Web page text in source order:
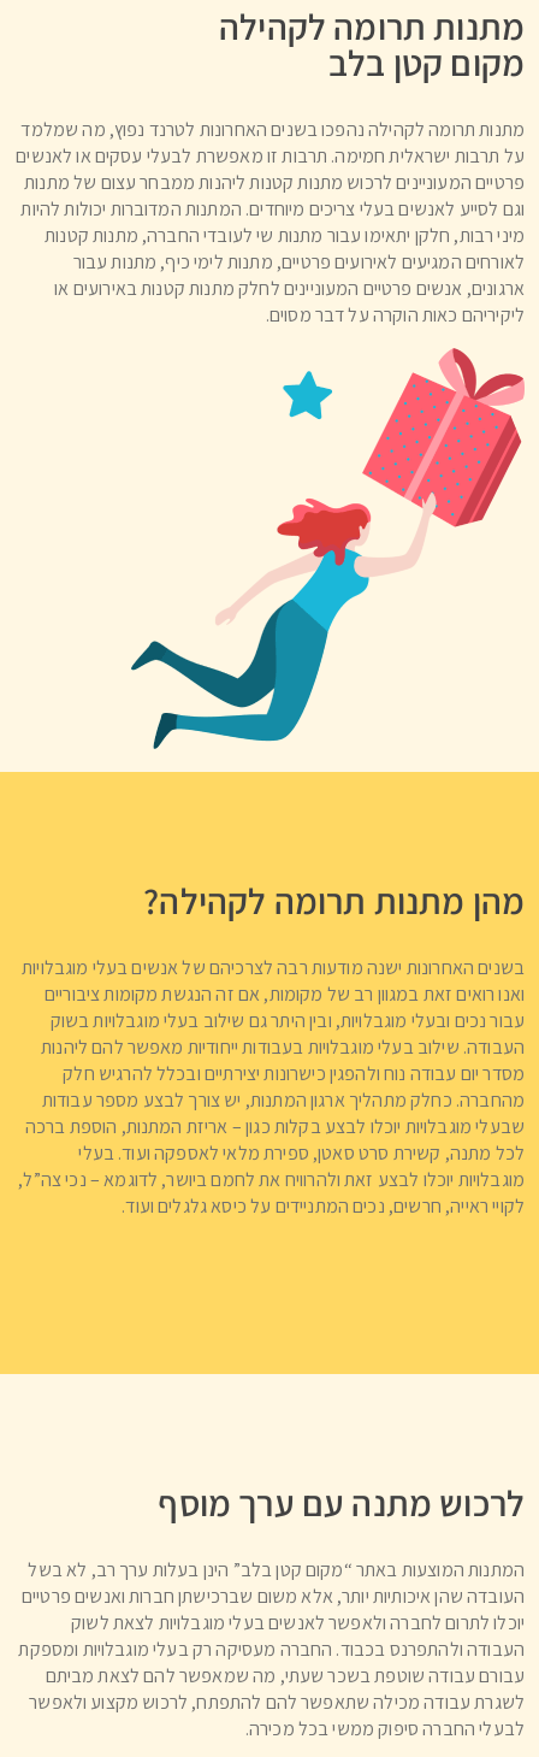
מתנות תרומה לקהילה
מקום קטן בלב
מתנות תרומה לקהילה נהפכו בשנים האחרונות לטרנד נפוץ, מה שמלמד
על תרבות ישראלית חמימה. תרבות זו מאפשרת לבעלי עסקים או לאנשים
פרטיים המעוניינים לרכוש מתנות קטנות ליהנות ממבחר עצום של מתנות
וגם לסייע לאנשים בעלי צריכים מיוחדים. המתנות המדוברות יכולות להיות
מיני רבות, חלקן יתאימו עבור מתנות שי לעובדי החברה, מתנות קטנות
לאורחים המגיעים לאירועים פרטיים, מתנות לימי כיף, מתנות עבור
ארגונים, אנשים פרטיים המעוניינים לחלק מתנות קטנות באירועים או
ליקיריהם כאות הוקרה על דבר מסוים.
מהן מתנות תרומה לקהילה?
בשנים האחרונות ישנה מודעות רבה לצרכיהם של אנשים בעלי מוגבלויות
ואנו רואים זאת במגוון רב של מקומות, אם זה הנגשת מקומות ציבוריים
עבור נכים ובעלי מוגבלויות, ובין היתר גם שילוב בעלי מוגבלויות בשוק
העבודה. שילוב בעלי מוגבלויות בעבודות ייחודיות מאפשר להם ליהנות
מסדר יום עבודה נוח ולהפגין כישרונות יצירתיים ובכלל להרגיש חלק
מהחברה. כחלק מתהליך ארגון המתנות, יש צורך לבצע מספר עבודות
שבעלי מוגבלויות יוכלו לבצע בקלות כגון – אריזת המתנות, הוספת ברכה
לכל מתנה, קשירת סרט סאטן, ספירת מלאי לאספקה ועוד. בעלי
מוגבלויות יוכלו לבצע זאת ולהרוויח את לחמם ביושר, לדוגמא – נכי צה”ל,
לקויי ראייה, חרשים, נכים המתניידים על כיסא גלגלים ועוד.
לרכוש מתנה עם ערך מוסף
המתנות המוצעות באתר “מקום קטן בלב” הינן בעלות ערך רב, לא בשל
העובדה שהן איכותיות יותר, אלא משום שברכישתן חברות ואנשים פרטיים
יוכלו לתרום לחברה ולאפשר לאנשים בעלי מוגבלויות לצאת לשוק
העבודה ולהתפרנס בכבוד. החברה מעסיקה רק בעלי מוגבלויות ומספקת
עבורם עבודה שוטפת בשכר שעתי, מה שמאפשר להם לצאת מביתם
לשגרת עבודה מכילה שתאפשר להם להתפתח, לרכוש מקצוע ולאפשר
לבעלי החברה סיפוק ממשי בכל מכירה.